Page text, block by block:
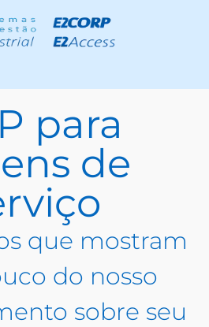
para
de
que mostram
do nosso
sobre seu